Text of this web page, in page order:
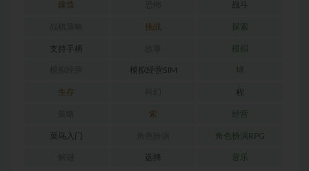
建造 战斗
挑战 探索
支持手柄 模拟
模拟经营SIM 球
生存 程
索 经营
菜鸟入门 角色扮演RPG
选择 音乐